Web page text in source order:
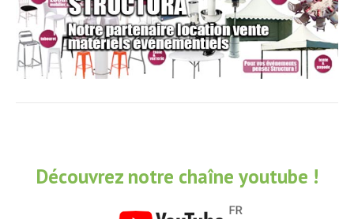
Découvrez notre chaîne youtube !